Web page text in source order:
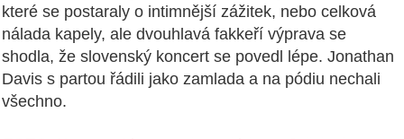
které se postaraly o intimnější zážitek, nebo celková
nálada kapely, ale dvouhlavá fakkeří výprava se
shodla, že slovenský koncert se povedl lépe. Jonathan
Davis s partou řádili jako zamlada a na pódiu nechali
všechno.